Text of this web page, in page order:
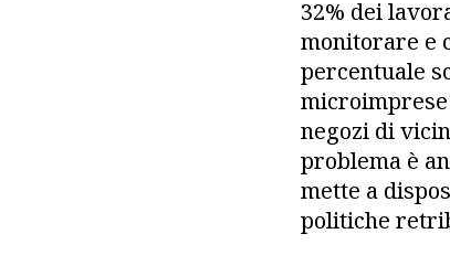
32% dei
monitorare e
percentuale
negozi di
problema è
mette a
politiche